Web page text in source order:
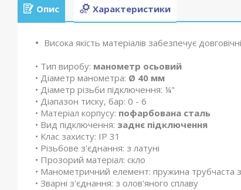
Опис Характеристики
Висока якість матеріалів забезпечує
• Тип виробу: манометр осьовий
• Діаметр манометра: Ø 40 мм
• Діаметр різьби підключення: ¼"
• Діапазон тиску, бар: 0 - 6
• Матеріал корпусу: пофарбована сталь
• Вид підключення: заднє підключення
• Клас захисту: IP 31
• Різьбове з'єднання: з латуні
• Прозорий матеріал: скло
• Манометричний елемент: пружина трубчаста
• Зварні з'єднання: з олов'яного сплаву